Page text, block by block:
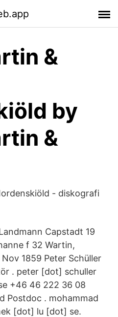
&
by
&
- diskografi
Capstadt 19
f 32 Wartin,
1859 Peter Schüller
. peter [dot] schuller
+46 46 222 36 08
Postdoc . mohammad
[dot] lu [dot] se.